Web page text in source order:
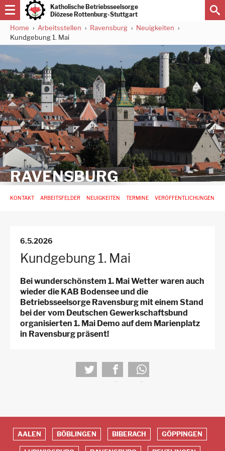
Direkt
zum
Inhalt
Katholische Betriebsseelsorge
Diözese Rottenburg-Stuttgart
Pfadnavigation
Home Arbeitsstellen Ravensburg
Neuigkeiten
Kundgebung 1. Mai
RAVENSBURG
Hauptnavigation
KONTAKT ARBEITSFELDER NEUIGKEITEN TERMINE VERÖFFENTLICHUNGEN
6.5.2026
Kundgebung 1. Mai
Bei wunderschönstem 1. Mai Wetter waren auch
wieder die KAB Bodensee und die
Betriebsseelsorge Ravensburg mit einem Stand
bei der vom Deutschen Gewerkschaftsbund
organisierten 1. Mai Demo auf dem Marienplatz
in Ravensburg präsent!
teilen teilen
Red
AALEN BÖBLINGEN BIBERACH GÖPPINGEN